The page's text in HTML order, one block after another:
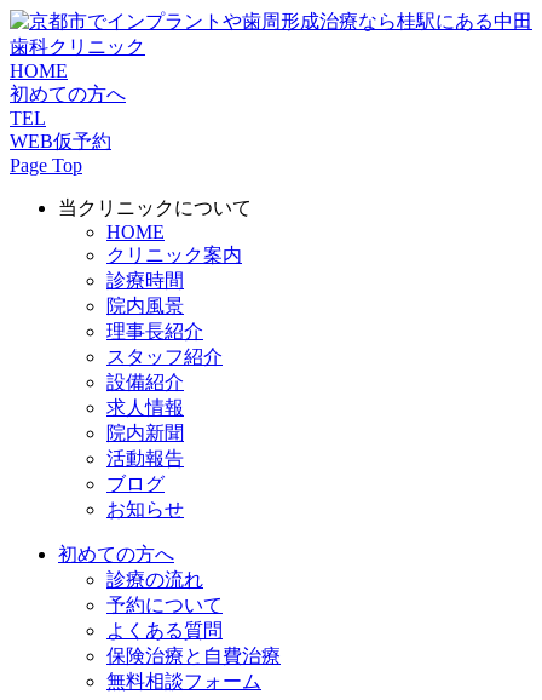
HOME
初めての方へ
TEL
WEB仮予約
Page Top
当クリニックについて
HOME
クリニック案内
診療時間
院内風景
理事長紹介
スタッフ紹介
設備紹介
求人情報
院内新聞
活動報告
ブログ
お知らせ
初めての方へ
診療の流れ
予約について
よくある質問
保険治療と自費治療
無料相談フォーム